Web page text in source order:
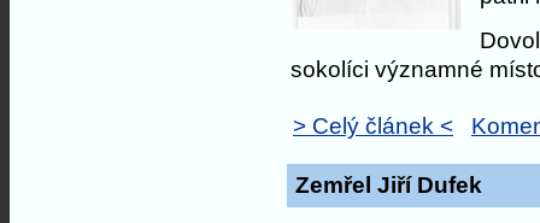
sokolíci významné
> Celý článek <
Zemřel Jiří Dufek